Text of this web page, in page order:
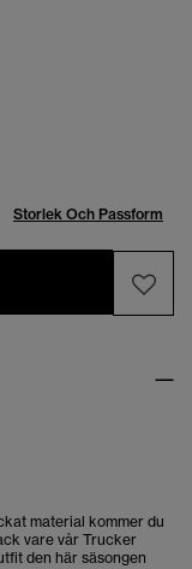
Storlek Och Passform
material kommer du
vare vår Trucker
den här säsongen